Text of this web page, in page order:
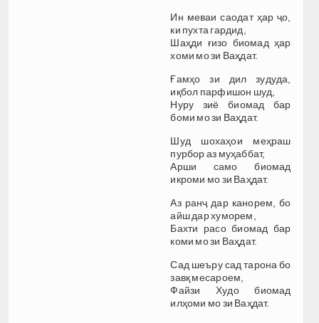
Ин меваи саодат ҳар ҷо,
ки пухта гардид,
Шаҳди ғизо биомад ҳар
хоми мо зи Ваҳдат.
Ғамҳо зи дил зудуда,
иқбол парфишон шуд,
Нуру зиё биомад бар
боми мо зи Ваҳдат.
Шуд шохаҳои меҳраш
пурбор аз муҳаббат,
Арши само биомад
икроми мо зи Ваҳдат.
Аз ранҷ дар канорем, бо
айш дар хуморем,
Бахти расо биомад бар
коми мо зи Ваҳдат.
Сад шеъру сад тарона бо
завқ месароем,
Файзи Худо биомад
илҳоми мо зи Ваҳдат.